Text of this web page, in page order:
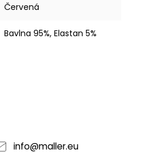
Červená
Bavlna 95%, Elastan 5%
info@maller.eu